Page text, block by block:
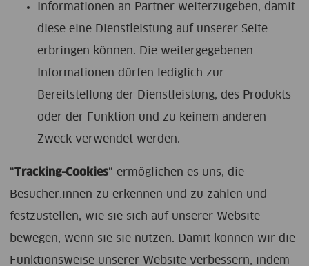
Informationen an Partner weiterzugeben, damit
diese eine Dienstleistung auf unserer Seite
erbringen können. Die weitergegebenen
Informationen dürfen lediglich zur
Bereitstellung der Dienstleistung, des Produkts
oder der Funktion und zu keinem anderen
Zweck verwendet werden.
“Tracking-Cookies“ ermöglichen es uns, die
Besucher:innen zu erkennen und zu zählen und
festzustellen, wie sie sich auf unserer Website
bewegen, wenn sie sie nutzen. Damit können wir die
Funktionsweise unserer Website verbessern, indem